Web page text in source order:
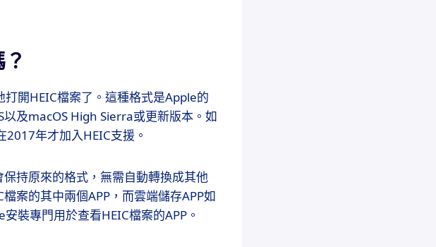
開HEIC檔案了。這種格式是Apple的
及macOS High Sierra或更新版本。如
年才加入HEIC支援。
持原來的格式，無需自動轉換成其他
案的其中兩個APP，而雲端儲存APP如
裝專門用於查看HEIC檔案的APP。